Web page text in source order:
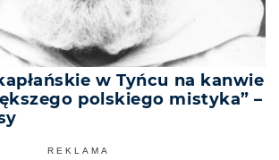
w Tyńcu na kanwie
polskiego mistyka” –
REKLAMA